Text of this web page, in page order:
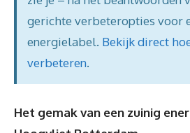
gerichte verbeteropties voor
energielabel. Bekijk direct
verbeteren.
Het gemak van een zuinig